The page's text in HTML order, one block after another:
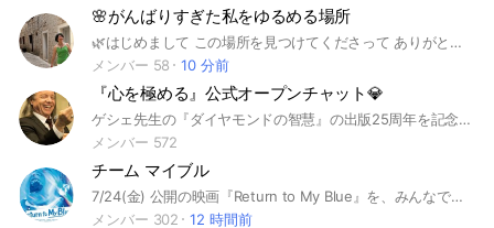
🌸がんばりすぎた私をゆるめる場所
🌿はじめまして この場所を見つけてくださって ありがとうございます☺️ ここは 「現実を変えたい」と思ったわたしが 少しずつ“自分と向き合う”ための場所です。 特別なことはしません。 でも ✔ 自分の気持ちに気づく ✔ 思考のクセに気づく ✔ 小さな変化を大切にする それを積み重ねて動き始めます。 ⸻ ここでは 🌸今日の気づき 🌸小さな変化 🌸感じたこと 気軽にシェアしていきます☺️ ⸻ この場所が あなたにとって少しでも安心できる場になりますように🌿 これからよろしくお願いします✨
メンバー 58
10 分前
『心を極める』公式オープンチャット💎
ゲシェ先生の『ダイヤモンドの智慧』の出版25周年を記念して書籍をリニューアル！！ それに伴ってクラファンのプロジェクトを立ち上げることになりました！ みなさんでこのお祭りを盛り上げていきましょう✨
メンバー 572
チーム マイブル
7/24(金) 公開の映画『Return to My Blue』を、みんなで日本&世界中へ届けるための“冒険チーム”です。 この映画を広げてくれる「マイブル アンバサダー」を大募集します🌊 この映画には、まだ見たことのない景色を見せてくれる力があると、本気で思っています。 だから、本気で挑戦したいです！ この場所は、「映画を観るだけ」じゃなく、“映画を一緒に育てる場所”にしたいと思ってます！
メンバー 302
12 時間前